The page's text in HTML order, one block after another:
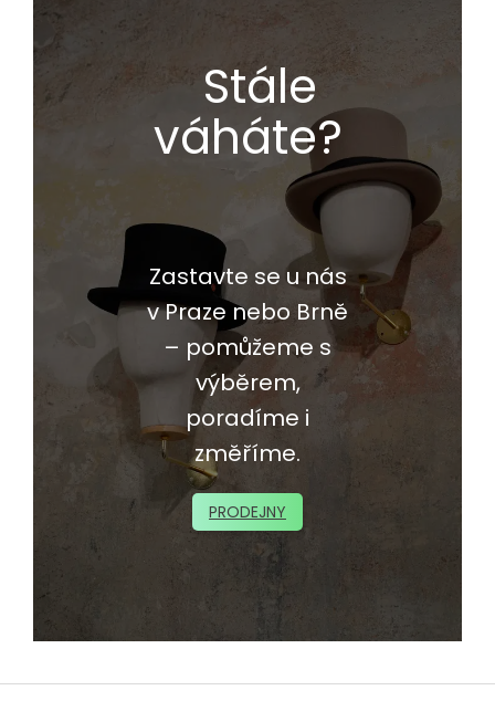
Stále
váháte?
Zastavte se u nás
v Praze nebo Brně
– pomůžeme s
výběrem,
poradíme i
změříme.
PRODEJNY
Z